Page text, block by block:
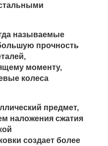
называемые
прочность
моменту,
колеса
предмет,
наложения сжатия
создает более